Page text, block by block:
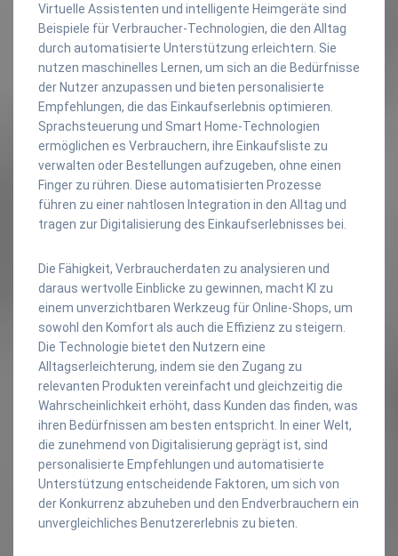
Virtuelle Assistenten und intelligente Heimgeräte sind
Beispiele für Verbraucher-Technologien, die den Alltag
durch automatisierte Unterstützung erleichtern. Sie
nutzen maschinelles Lernen, um sich an die Bedürfnisse
der Nutzer anzupassen und bieten personalisierte
Empfehlungen, die das Einkaufserlebnis optimieren.
Sprachsteuerung und Smart Home-Technologien
ermöglichen es Verbrauchern, ihre Einkaufsliste zu
verwalten oder Bestellungen aufzugeben, ohne einen
Finger zu rühren. Diese automatisierten Prozesse
führen zu einer nahtlosen Integration in den Alltag und
tragen zur Digitalisierung des Einkaufserlebnisses bei.
Die Fähigkeit, Verbraucherdaten zu analysieren und
daraus wertvolle Einblicke zu gewinnen, macht KI zu
einem unverzichtbaren Werkzeug für Online-Shops, um
sowohl den Komfort als auch die Effizienz zu steigern.
Die Technologie bietet den Nutzern eine
Alltagserleichterung, indem sie den Zugang zu
relevanten Produkten vereinfacht und gleichzeitig die
Wahrscheinlichkeit erhöht, dass Kunden das finden, was
ihren Bedürfnissen am besten entspricht. In einer Welt,
die zunehmend von Digitalisierung geprägt ist, sind
personalisierte Empfehlungen und automatisierte
Unterstützung entscheidende Faktoren, um sich von
der Konkurrenz abzuheben und den Endverbrauchern ein
unvergleichliches Benutzererlebnis zu bieten.